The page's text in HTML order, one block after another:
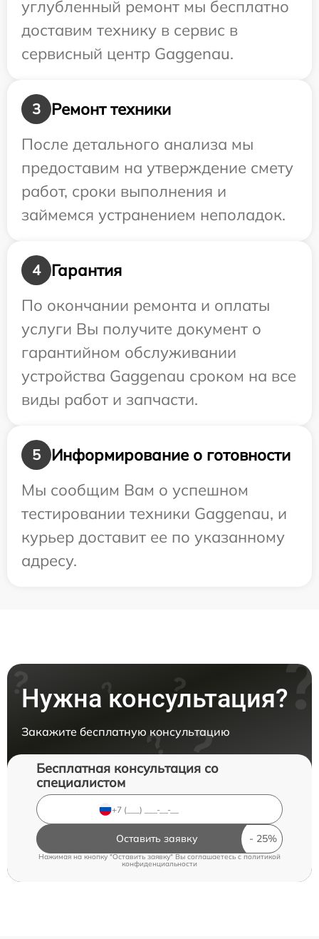
углубленный ремонт мы бесплатно
доставим технику в сервис в
сервисный центр Gaggenau.
3
Ремонт техники
После детального анализа мы
предоставим на утверждение смету
работ, сроки выполнения и
займемся устранением неполадок.
4
Гарантия
По окончании ремонта и оплаты
услуги Вы получите документ о
гарантийном обслуживании
устройства Gaggenau сроком на все
виды работ и запчасти.
5
Информирование о готовности
Мы сообщим Вам о успешном
тестировании техники Gaggenau, и
курьер доставит ее по указанному
адресу.
Нужна консультация?
Закажите бесплатную консультацию
Бесплатная консультация со
специалистом
Оставить заявку
Нажимая на кнопку "Оставить заявку" Вы соглашаетесь cполитикой
конфиденциальности